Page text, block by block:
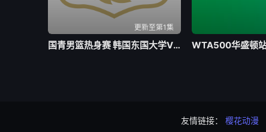
更新至第1集
国青男篮热身赛 韩国东国大学VS加拿大大卫安篮球学院20260802
友情链接： 樱花动漫